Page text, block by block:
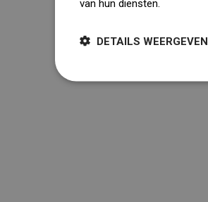
van hun diensten.
DETAILS WEERGEVEN